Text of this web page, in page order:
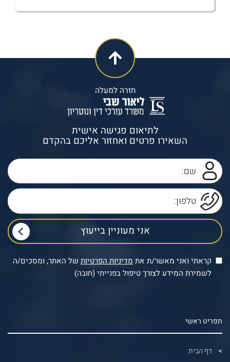
חזרה למעלה
לתיאום פגישה אישית
השאירו פרטים ואחזור אליכם בהקדם
קראתי ואני מאשר/ת את מדיניות הפרטיות של האתר, ומסכים/ה
לשמירת המידע לצורך טיפול בפנייתי (חובה)
תפריט ראשי
דף הבית